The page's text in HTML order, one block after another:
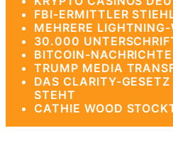
FBI-ERMITTLER
MEHRERE
30.000
BITCOIN-
TRUMP MEDIA
DAS CLARITY-
STEHT
CATHIE WOOD